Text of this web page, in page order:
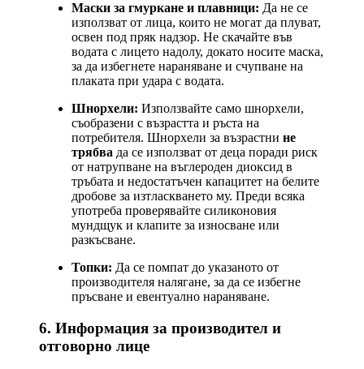
Маски за гмуркане и плавници: Да не се
използват от лица, които не могат да плуват,
освен под пряк надзор. Не скачайте във
водата с лицето надолу, докато носите маска,
за да избегнете нараняване и счупване на
плаката при удара с водата.
Шнорхели: Използвайте само шнорхели,
съобразени с възрастта и ръста на
потребителя. Шнорхели за възрастни не
трябва да се използват от деца поради риск
от натрупване на въглероден диоксид в
тръбата и недостатъчен капацитет на белите
дробове за изтласкването му. Преди всяка
употреба проверявайте силиконовия
мундщук и клапите за износване или
разкъсване.
Топки: Да се помпат до указаното от
производителя налягане, за да се избегне
пръсване и евентуално нараняване.
6. Информация за производител и
отговорно лице